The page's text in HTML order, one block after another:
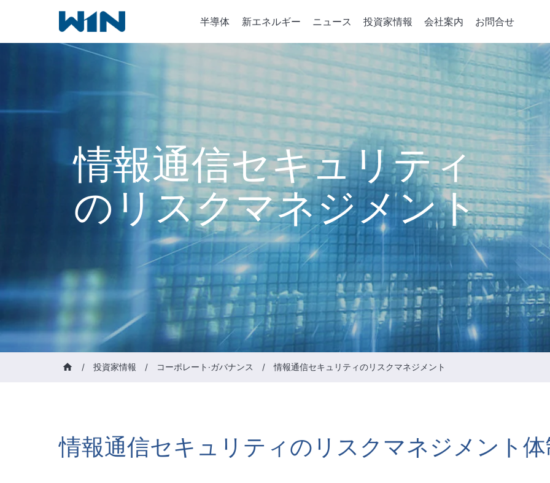
を
プ
半導体
半導体デバイスの重要パーツ
イオン注入機
化学気相成長機
統合サービス
パーツの開発
ソリューション
新エネルギー
企業のエネルギー
グリーンパワーシ
エネルギー貯蔵
ジニアリング
スマートエネルギ
電力小売レポート
ニュース 投資家情報
コーポレート·ガバナンス
取締役会
取締役および情報
取締役の多様性
稽核室
績效評估
機能性委員会
会計監査委員会
賃金報酬委員会
Risk Management Committee
誠実な経営
Intellectual Property Management
情報通信セキュリティのリスクマ
メント
会社の重要な規則
政策、組織與推動
会社案内
会社案内
会社概要
マネジメント・フ
成長史
お問合せ
情報通信セキュリティ
のリスクマネジメント
/ 投資家情報 / コーポレート·ガバナンス / 情報通信セキュリティのリスクマネジメント
情報通信セキュリティのリスクマネジメント体